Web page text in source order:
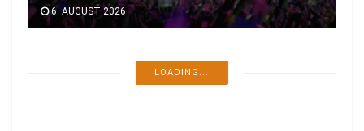
6. AUGUST 2026
LOADING...